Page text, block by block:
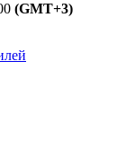
(GMT+3)